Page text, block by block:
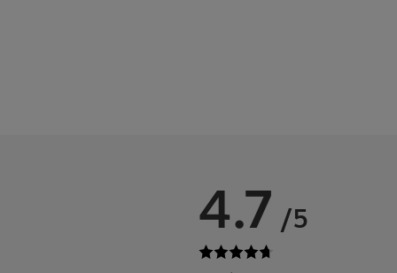
4.7 /5